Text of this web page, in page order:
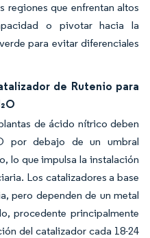
regiones que enfrentan altos
o pivotar hacia la
para evitar diferenciales
de Rutenio para
de ácido nítrico deben
por debajo de un umbral
lo que impulsa la instalación
Los catalizadores a base
pero dependen de un metal
procedente principalmente
del catalizador cada 18-24